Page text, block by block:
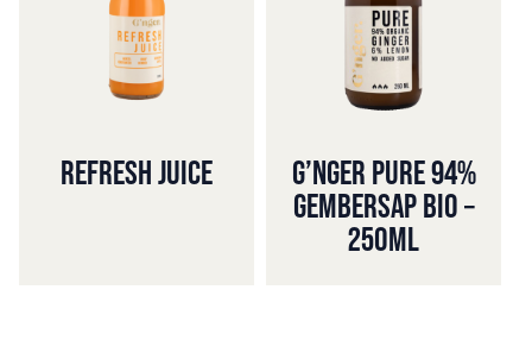
REFRESH JUICE
G’NGER PURE 94%
GEMBERSAP BIO –
250ML